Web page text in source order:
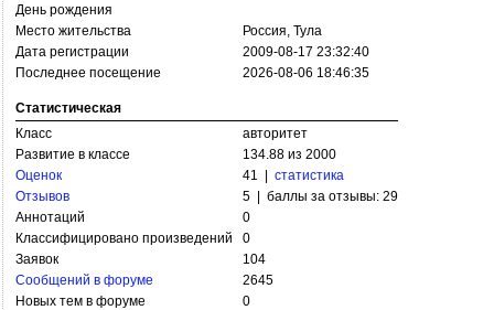
День рождения
Место жительства
Россия, Тула
Дата регистрации
2009-08-17 23:32:40
Последнее посещение
2026-08-06 18:46:35
Статистическая
Класс
авторитет
Развитие в классе
134.88 из 2000
Оценок
41 | статистика
Отзывов
5 | баллы за отзывы: 29
Аннотаций
0
Классифицировано произведений
0
Заявок
104
Сообщений в форуме
2645
Новых тем в форуме
0